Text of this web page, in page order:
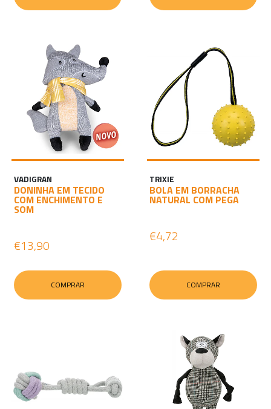
VADIGRAN
DONINHA EM TECIDO
COM ENCHIMENTO E
SOM
€13,90
COMPRAR
TRIXIE
BOLA EM BORRACHA
NATURAL COM PEGA
€4,72
COMPRAR